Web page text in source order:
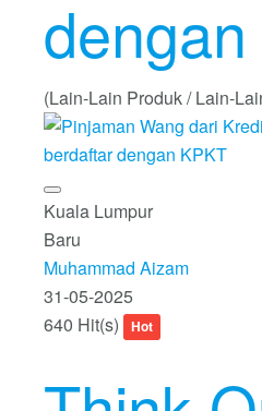
(Lain-Lain Produk / Lain-
Kuala Lumpur
Baru
Muhammad Aizam
31-05-2025
640 Hit(s)
Hot